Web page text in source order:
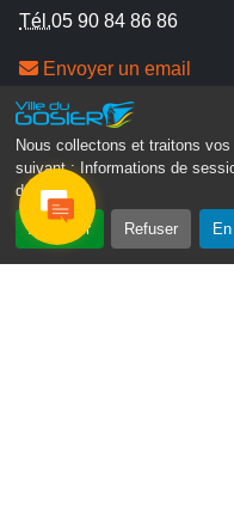
Nous collectons et traitons
suivant :
Informations de
des pages .
Accepter Refuser
Tél.05 90 84 86 86
Envoyer un email
Contacter la P.R.A.D.A
Contactez le
personnelles - D.P.O
Suivez-nous